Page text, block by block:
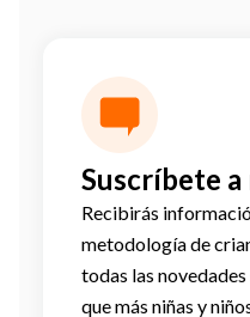
Suscríbete
Recibirás
metodología de
todas las
que más niñas y